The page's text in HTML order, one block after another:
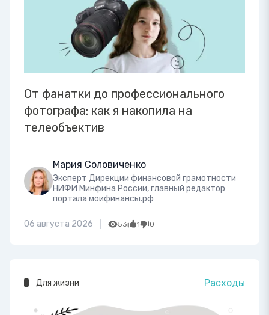
От фанатки до профессионального
фотографа: как я накопила на
телеобъектив
Мария Соловиченко
Эксперт Дирекции финансовой грамотности
НИФИ Минфина России, главный редактор
портала моифинансы.рф
06 августа 2026 53 1 0
Для жизни Расходы